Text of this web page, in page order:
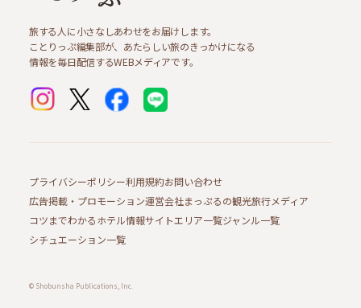
旅する人に小さなしあわせをお届けします。
ことりっぷ編集部が、あたらしい旅のきっかけになる
情報を毎日配信するWEBメディアです。
プライバシーポリシー利用規約お問い合わせ
広告掲載・プロモーション運営会社まっぷるの観光旅行メディア
コツまでわかるホテル情報サイトエリア一覧ジャンル一覧
シチュエーション一覧
© Shobunsha Publications, Inc.